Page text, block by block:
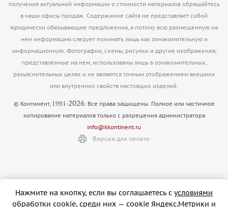
получения актуальной информации о стоимости материалов обращайтесь
в наши офисы продаж. Содержимое сайта не представляет собой
юридически обязывающие предложения, а потому всю размещенную на
нем информацию следует понимать лишь как ознакомительную и
информационную. Фотографии, схемы, рисунки и другие изображения,
представленные на нем, использованы лишь в ознакомительных,
разьяснительных целях и не являются точным отображением внешних
или внутренних свойств настоящих изделий.
© Континент, 1991-2026. Все права защищены. Полное или частичное
копирование материалов только с разрешения администратора
info@kkontinent.ru
Версия для печати
Нажмите на кнопку, если вы соглашаетесь с условиями
обработки cookie, cреди них — cookie Яндекс.Метрики и